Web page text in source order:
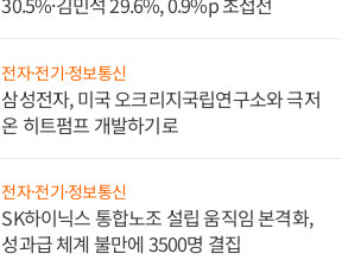
전자·전기·정보통신
삼성전자, 미국 오크리지국립연구소와 극저
온 히트펌프 개발하기로
전자·전기·정보통신
SK하이닉스 통합노조 설립 움직임 본격화,
성과급 체계 불만에 3500명 결집